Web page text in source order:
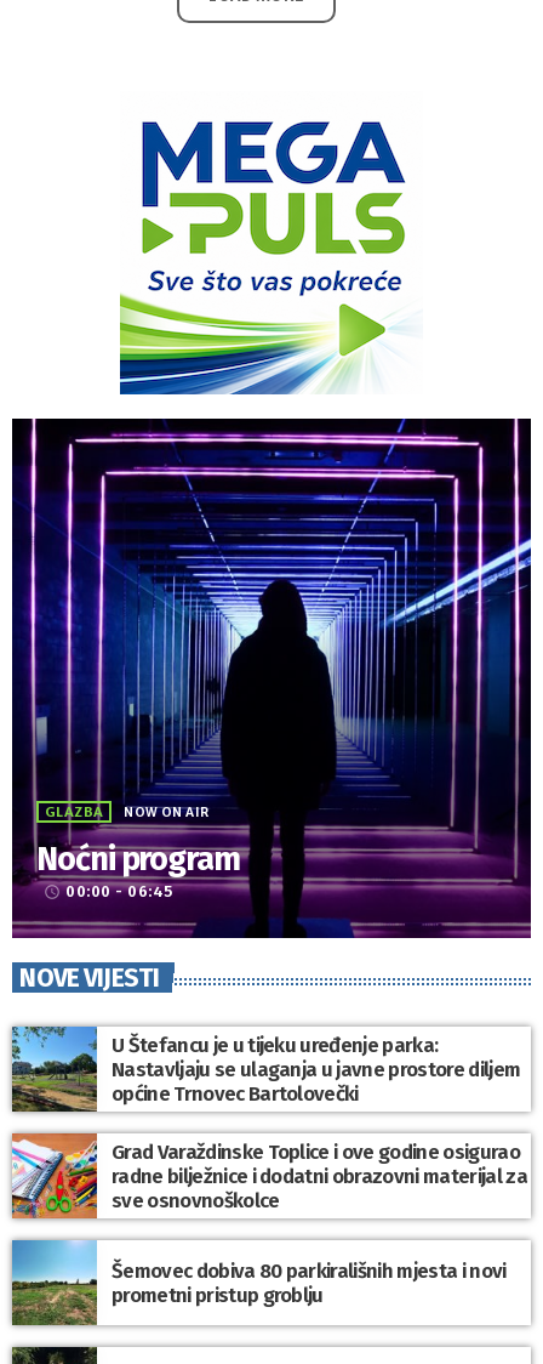
GLAZBA NOW ON AIR
Noćni program
access_time 00:00 - 06:45
NOVE VIJESTI
U Štefancu je u tijeku uređenje parka:
Nastavljaju se ulaganja u javne prostore diljem
općine Trnovec Bartolovečki
Grad Varaždinske Toplice i ove godine osigurao
radne bilježnice i dodatni obrazovni materijal za
sve osnovnoškolce
Šemovec dobiva 80 parkirališnih mjesta i novi
prometni pristup groblju